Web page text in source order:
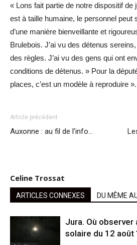
« Lons fait partie de notre dispositif de
est à taille humaine, le personnel peut
d’une manière bienveillante et
Brulebois. J’ai vu des détenus
des règles. J’ai vu des gens qui ont
conditions de détenus. » Pour la
places, c’est un modèle à reproduire ».
Article précédent
Auxonne : au fil de l’info…
Celine Trossat
ARTICLES CONNEXES DU MÊME
Jura. Où observer
solaire du 12 août